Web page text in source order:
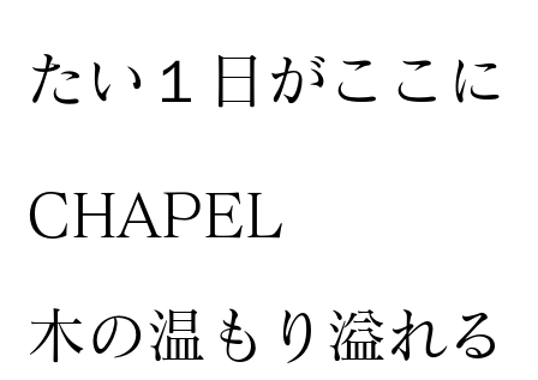
たい１日がここに
CHAPEL
木の温もり溢れる